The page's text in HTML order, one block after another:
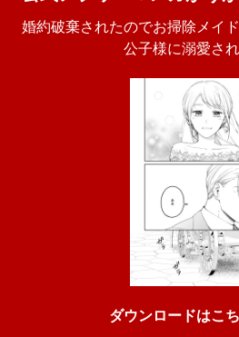
婚約破棄されたのでお掃除メイ
公子様に溺愛さ
ダウンロードはこ